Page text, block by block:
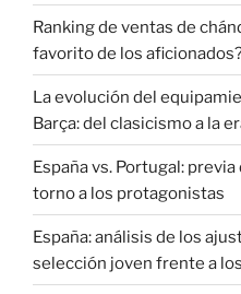
Ranking de ventas de
favorito de los
La evolución del
Barça: del clasicismo a la
España vs. Portugal:
torno a los protagonistas
España: análisis de los
selección joven frente a